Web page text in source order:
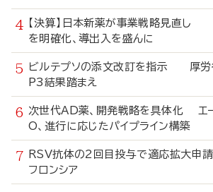
【決算】日本新薬が事業戦略見直し
を明確化、導出入を盛んに
ビルテプソの添文改訂を指示 厚労
P3結果踏まえ
次世代AD薬、開発戦略を具体化 エ
O、進行に応じたパイプライン構築
RSV抗体の2回目投与で適応拡大
フロンシア